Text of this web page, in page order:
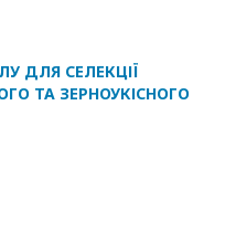
ДЛЯ СЕЛЕКЦІЇ
ТА ЗЕРНОУКІСНОГО